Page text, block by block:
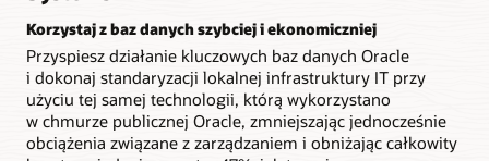
Korzystaj z baz danych szybciej i ekonomiczniej
Przyspiesz działanie kluczowych baz danych Oracle
i dokonaj standaryzacji lokalnej infrastruktury IT przy
użyciu tej samej technologii, którą wykorzystano
w chmurze publicznej Oracle, zmniejszając jednocześnie
obciążenia związane z zarządzaniem i obniżając całkowity